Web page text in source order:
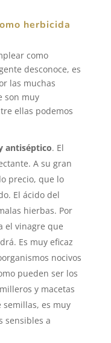
herbicida
como
desconoce, es
las muchas
son muy
ellas podemos
antiséptico. El
A su gran
precio, que lo
El ácido del
hierbas. Por
el vinagre que
Es muy eficaz
nocivos
pueden ser los
y macetas
semillas, es muy
sensibles a